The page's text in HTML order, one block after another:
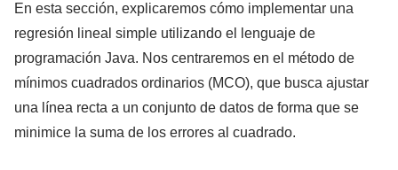
En esta sección, explicaremos cómo implementar una
regresión lineal simple utilizando el lenguaje de
programación Java. Nos centraremos en el método de
mínimos cuadrados ordinarios (MCO), que busca ajustar
una línea recta a un conjunto de datos de forma que se
minimice la suma de los errores al cuadrado.